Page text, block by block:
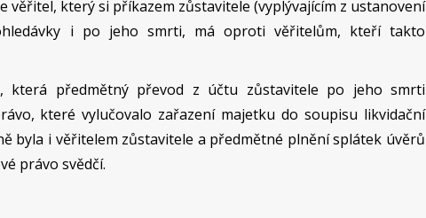
věřitel, který si příkazem zůstavitele (vyplývajícím z ustanovení
i po jeho smrti, má oproti věřitelům, kteří takto
která předmětný převod z účtu zůstavitele po jeho smrti
které vylučovalo zařazení majetku do soupisu likvidační
byla i věřitelem zůstavitele a předmětné plnění splátek úvěrů
právo svědčí.